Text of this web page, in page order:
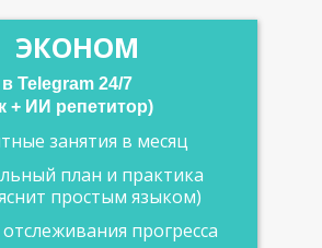
ЭКОНОМ
Telegram 24/7
+ ИИ репетитор)
занятия в месяц
план и практика
простым языком)
прогресса